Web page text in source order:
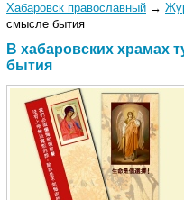
Хабаровск православный →
смысле бытия
В хабаровских храмах
бытия